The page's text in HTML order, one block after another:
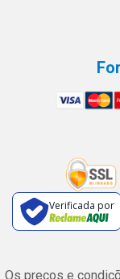
Verificada por
Os preços e